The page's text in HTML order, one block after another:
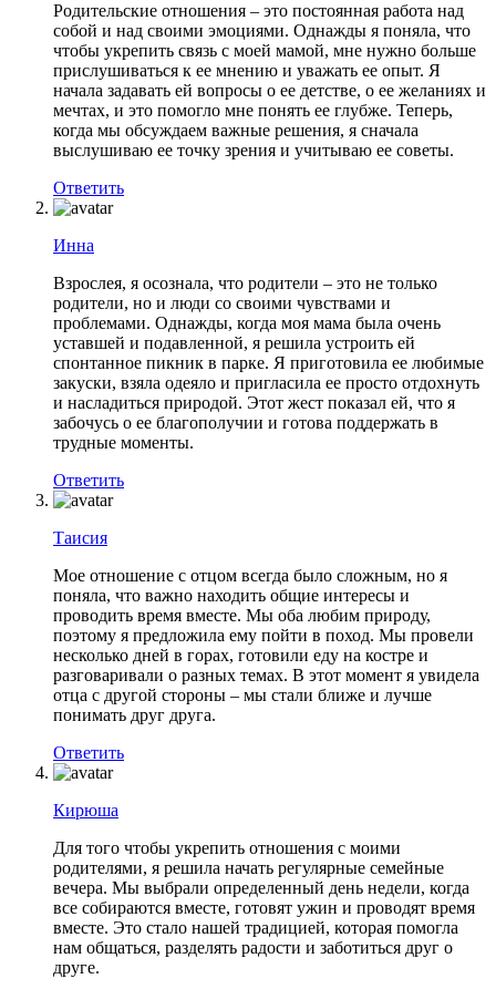
Родительские отношения – это постоянная работа над
собой и над своими эмоциями. Однажды я поняла, что
чтобы укрепить связь с моей мамой, мне нужно больше
прислушиваться к ее мнению и уважать ее опыт. Я
начала задавать ей вопросы о ее детстве, о ее желаниях и
мечтах, и это помогло мне понять ее глубже. Теперь,
когда мы обсуждаем важные решения, я сначала
выслушиваю ее точку зрения и учитываю ее советы.
Ответить
Инна
Взрослея, я осознала, что родители – это не только
родители, но и люди со своими чувствами и
проблемами. Однажды, когда моя мама была очень
уставшей и подавленной, я решила устроить ей
спонтанное пикник в парке. Я приготовила ее любимые
закуски, взяла одеяло и пригласила ее просто отдохнуть
и насладиться природой. Этот жест показал ей, что я
забочусь о ее благополучии и готова поддержать в
трудные моменты.
Ответить
Таисия
Мое отношение с отцом всегда было сложным, но я
поняла, что важно находить общие интересы и
проводить время вместе. Мы оба любим природу,
поэтому я предложила ему пойти в поход. Мы провели
несколько дней в горах, готовили еду на костре и
разговаривали о разных темах. В этот момент я увидела
отца с другой стороны – мы стали ближе и лучше
понимать друг друга.
Ответить
Кирюша
Для того чтобы укрепить отношения с моими
родителями, я решила начать регулярные семейные
вечера. Мы выбрали определенный день недели, когда
все собираются вместе, готовят ужин и проводят время
вместе. Это стало нашей традицией, которая помогла
нам общаться, разделять радости и заботиться друг о
друге.